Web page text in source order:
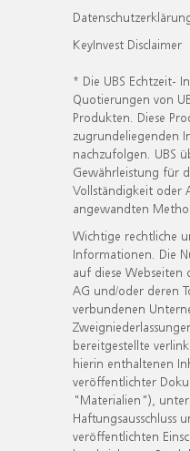
KeyInvest Disclaimer
* Die UBS Echtzeit-
Quotierungen von
Produkten. Diese
zugrundeliegenden
nachzufolgen. UBS
Gewährleistung für
Vollständigkeit oder
angewandten
Wichtige rechtliche
Informationen. Die
auf diese Webseiten
AG und/oder deren
verbundenen
bereitgestellte
hierin enthaltenen
veröffentlichter
"Materialien"),
Haftungsausschluss
veröffentlichten